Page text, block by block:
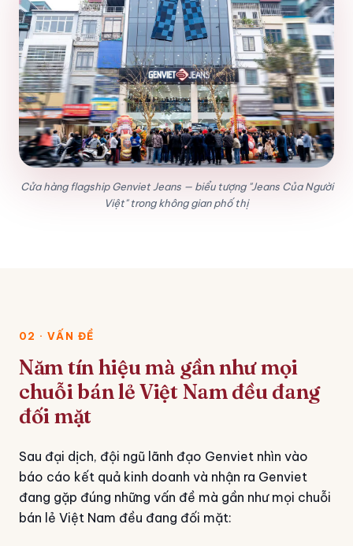
Cửa hàng flagship Genviet Jeans — biểu tượng "Jeans Của Người
Việt" trong không gian phố thị
02 · VẤN ĐỀ
Năm tín hiệu mà gần như mọi
chuỗi bán lẻ Việt Nam đều đang
đối mặt
Sau đại dịch, đội ngũ lãnh đạo Genviet nhìn vào
báo cáo kết quả kinh doanh và nhận ra Genviet
đang gặp đúng những vấn đề mà gần như mọi chuỗi
bán lẻ Việt Nam đều đang đối mặt: